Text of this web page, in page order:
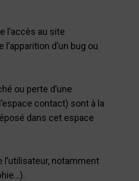
l’accès au site
d’un bug ou
ou perte d’une
contact) sont à la
dans cet espace
notamment